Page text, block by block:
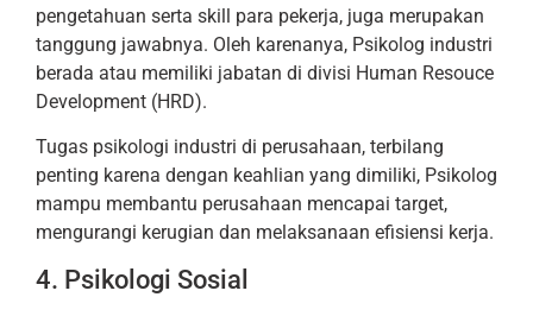
pengetahuan serta skill para pekerja, juga merupakan
tanggung jawabnya. Oleh karenanya, Psikolog industri
berada atau memiliki jabatan di divisi Human Resouce
Development (HRD).
Tugas psikologi industri di perusahaan, terbilang
penting karena dengan keahlian yang dimiliki, Psikolog
mampu membantu perusahaan mencapai target,
mengurangi kerugian dan melaksanaan efisiensi kerja.
4. Psikologi Sosial